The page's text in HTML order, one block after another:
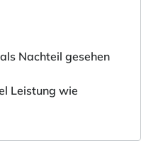
Nachteil gesehen
Leistung wie